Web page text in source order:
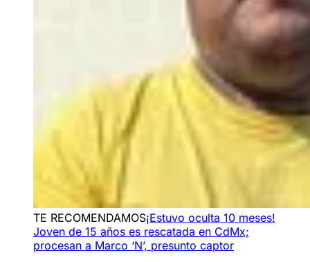
TE RECOMENDAMOS¡Estuvo oculta 10 meses!
Joven de 15 años es rescatada en CdMx;
procesan a Marco ‘N’, presunto captor